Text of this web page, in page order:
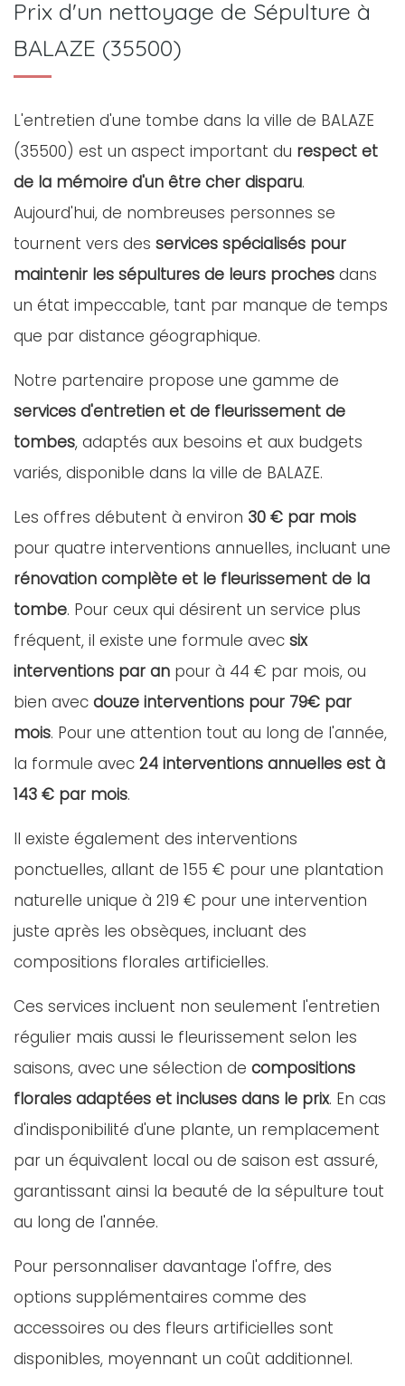
Prix d'un nettoyage de Sépulture à
BALAZE (35500)
L'entretien d'une tombe dans la ville de BALAZE
(35500) est un aspect important du respect et
de la mémoire d'un être cher disparu.
Aujourd'hui, de nombreuses personnes se
tournent vers des services spécialisés pour
maintenir les sépultures de leurs proches dans
un état impeccable, tant par manque de temps
que par distance géographique.
Notre partenaire propose une gamme de
services d'entretien et de fleurissement de
tombes, adaptés aux besoins et aux budgets
variés, disponible dans la ville de BALAZE.
Les offres débutent à environ 30 € par mois
pour quatre interventions annuelles, incluant une
rénovation complète et le fleurissement de la
tombe. Pour ceux qui désirent un service plus
fréquent, il existe une formule avec six
interventions par an pour à 44 € par mois, ou
bien avec douze interventions pour 79€ par
mois. Pour une attention tout au long de l'année,
la formule avec 24 interventions annuelles est à
143 € par mois.
Il existe également des interventions
ponctuelles, allant de 155 € pour une plantation
naturelle unique à 219 € pour une intervention
juste après les obsèques, incluant des
compositions florales artificielles.
Ces services incluent non seulement l'entretien
régulier mais aussi le fleurissement selon les
saisons, avec une sélection de compositions
florales adaptées et incluses dans le prix. En cas
d'indisponibilité d'une plante, un remplacement
par un équivalent local ou de saison est assuré,
garantissant ainsi la beauté de la sépulture tout
au long de l'année.
Pour personnaliser davantage l'offre, des
options supplémentaires comme des
accessoires ou des fleurs artificielles sont
disponibles, moyennant un coût additionnel.